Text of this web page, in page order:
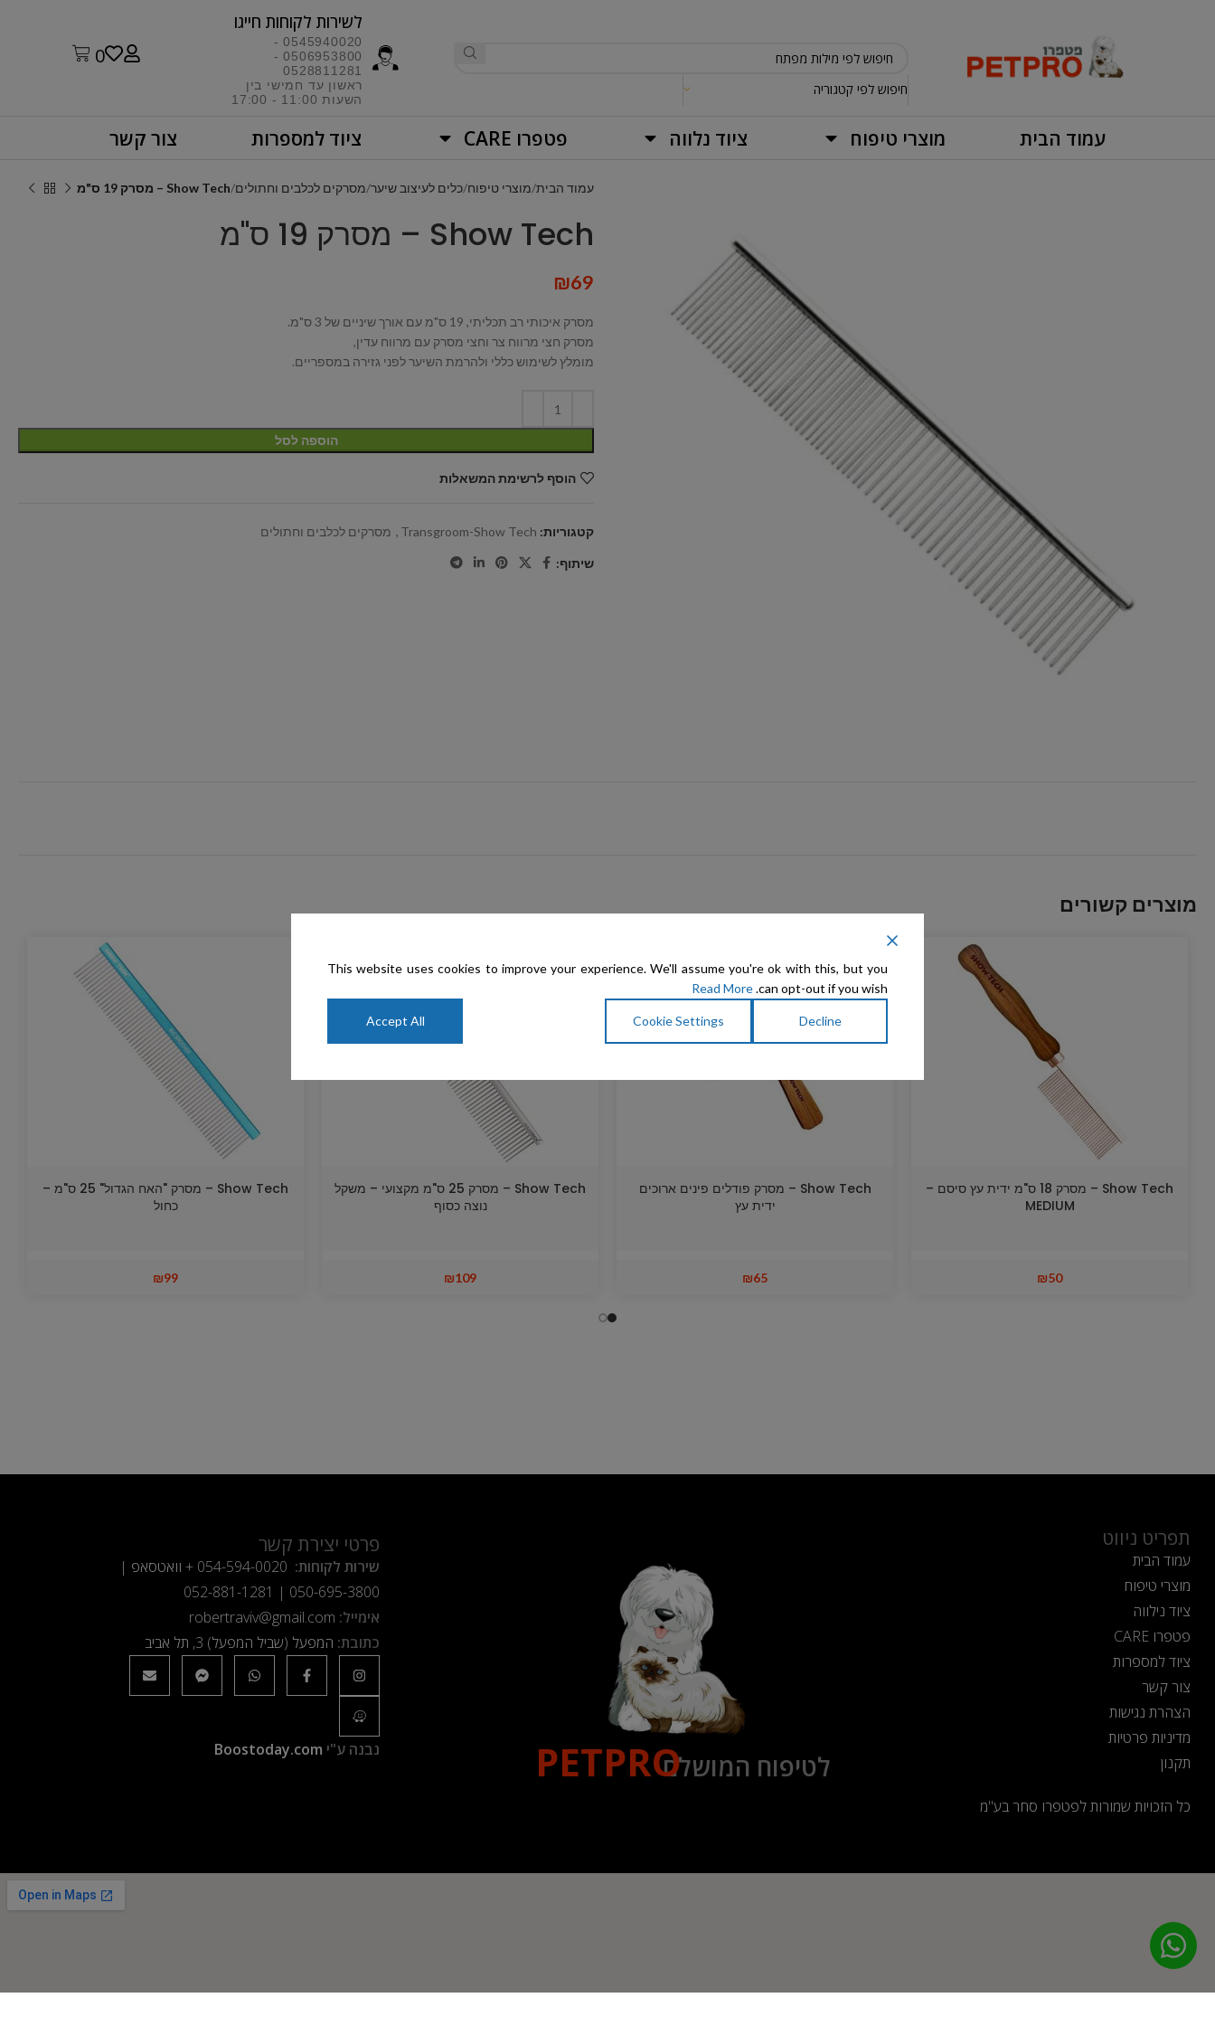
חיפוש לפי קטגוריה
לשירות לקוחות חייגו​
0545940020 -
0506953800 -
0528811281
ראשון עד חמישי בין
השעות 11:00 - 17:00​
0
עמוד הבית מוצרי טיפוח ציוד נלווה פטפרו CARE ציוד למספרות צור קשר
עמוד הבית מוצרי טיפוח כלים לעיצוב שיער מסרקים לכלבים וחתולים Show Tech – מסרק 19 ס"מ
Show Tech – מסרק 19 ס"מ
₪69
מסרק איכותי רב תכליתי, 19 ס"מ עם אורך שיניים של 3 ס"מ.
מסרק חצי מרווח צר וחצי מסרק עם מרווח עדין,
מומלץ לשימוש כללי ולהרמת השיער לפני גזירה במספריים.
הוספה לסל
הוסף לרשימת המשאלות
קטגוריות: Transgroom-Show Tech
, מסרקים לכלבים וחתולים
שיתוף:
מוצרים קשורים
Show Tech – מסרק 18 ס"מ ידית עץ סיסם –
MEDIUM
₪50
Show Tech – מסרק פודלים פינים ארוכים
ידית עץ
₪65
Show Tech – מסרק 25 ס"מ מקצועי – משקל
נוצה כסוף
₪109
Show Tech – מסרק "האח הגדול" 25 ס"מ –
כחול
₪99
תפריט ניווט
עמוד הבית
מוצרי טיפוח
ציוד נילווה
פטפרו CARE
ציוד למספרות
צור קשר
הצהרת נגישות
מדיניות פרטיות
תקנון
כל הזכויות שמורות לפטפרו סחר בע"מ
לטיפוח המושלםPETPRO
פרטי יצירת קשר
שירות לקוחות: 054-594-0020 + וואטסאפ |
050-695-3800
|
052-881-1281
אימייל: robertraviv@gmail.com
כתובת: המפעל (שביל המפעל) 3, תל אביב
נבנה ע"י Boostoday.com
This website uses cookies to improve your experience. We'll assume you're ok with this, but you
can opt-out if you wish.
Read More
Decline
Cookie Settings
Accept All